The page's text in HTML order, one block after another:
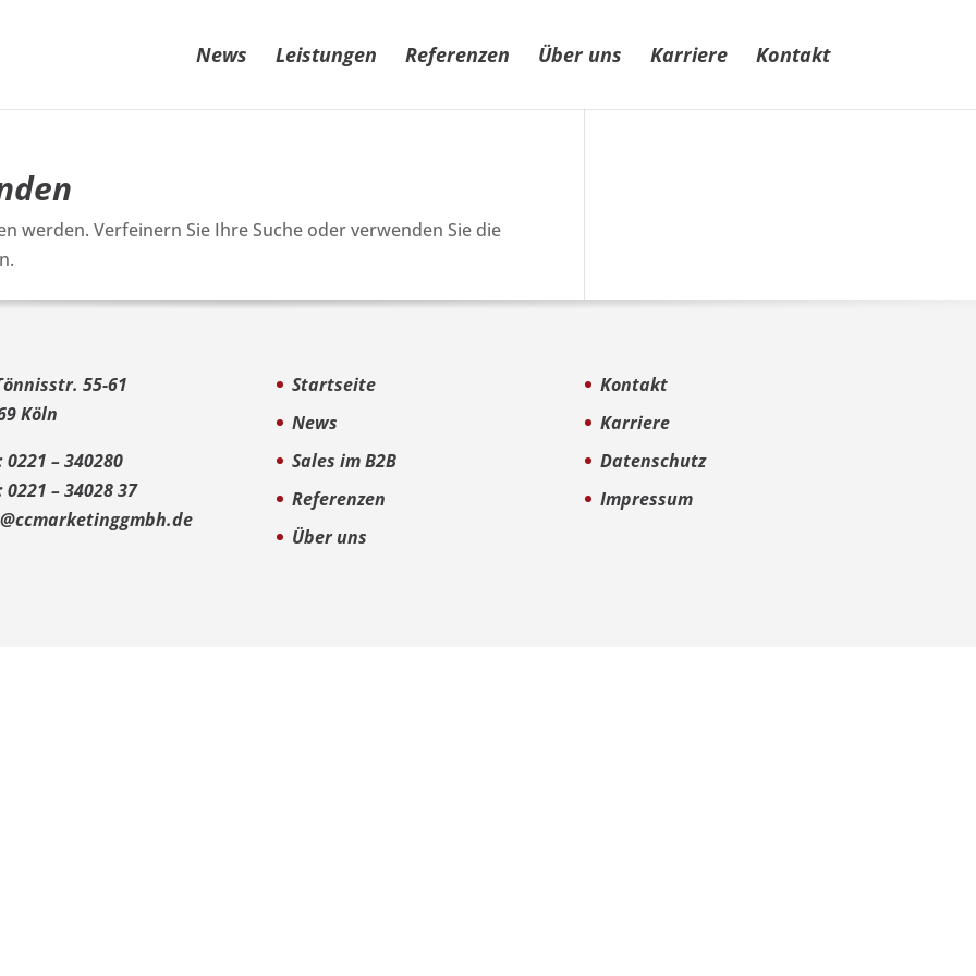
News Leistungen Referenzen Über uns Karriere Kontakt
werden. Verfeinern Sie Ihre Suche oder verwenden Sie die
55-61
Köln
0221 – 340280
0221 – 34028 37
Startseite
News
Sales im B2B
Referenzen
Über uns
Kontakt
Karriere
Datenschutz
Impressum